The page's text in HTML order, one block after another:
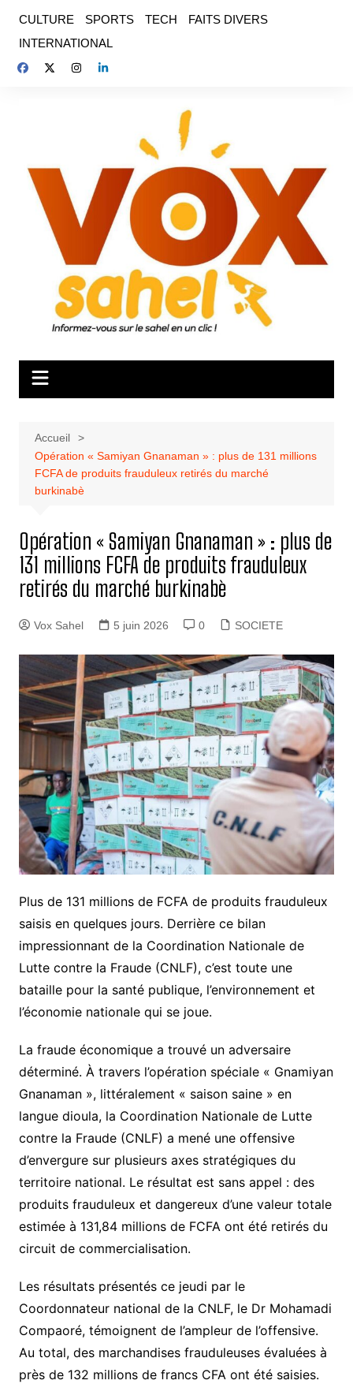
contenu
CULTURE SPORTS TECH
FAITS DIVERS
INTERNATIONAL
Accueil
Opération « Samiyan Gnanaman » : plus de 131 millions
FCFA de produits frauduleux retirés du marché
burkinabè
Opération « Samiyan Gnanaman » : plus de
131 millions FCFA de produits frauduleux
retirés du marché burkinabè
Vox Sahel 5 juin 2026 0 SOCIETE
Plus de 131 millions de FCFA de produits frauduleux
saisis en quelques jours. Derrière ce bilan
impressionnant de la Coordination Nationale de
Lutte contre la Fraude (CNLF), c’est toute une
bataille pour la santé publique, l’environnement et
l’économie nationale qui se joue.
La fraude économique a trouvé un adversaire
déterminé. À travers l’opération spéciale « Gnamiyan
Gnanaman », littéralement « saison saine » en
langue dioula, la Coordination Nationale de Lutte
contre la Fraude (CNLF) a mené une offensive
d’envergure sur plusieurs axes stratégiques du
territoire national. Le résultat est sans appel : des
produits frauduleux et dangereux d’une valeur totale
estimée à 131,84 millions de FCFA ont été retirés du
circuit de commercialisation.
Les résultats présentés ce jeudi par le
Coordonnateur national de la CNLF, le Dr Mohamadi
Compaoré, témoignent de l’ampleur de l’offensive.
Au total, des marchandises frauduleuses évaluées à
près de 132 millions de francs CFA ont été saisies.